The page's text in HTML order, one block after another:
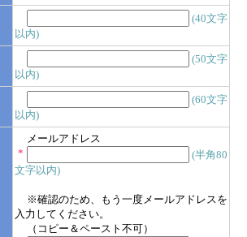
(40文字
以内)
(50文字
以内)
(60文字
以内)
メールアドレス
*
(半角80
文字以内)
※確認のため、もう一度メールアドレスを
入力してください。
（コピー＆ペースト不可）